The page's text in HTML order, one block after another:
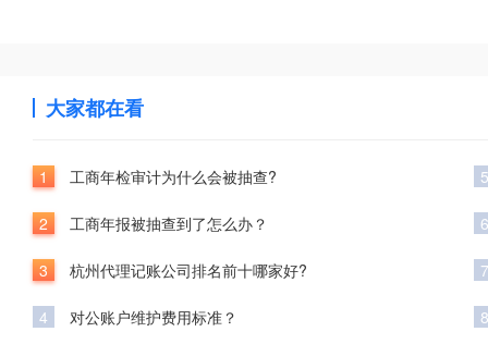
大家都在看
1 工商年检审计为什么会被抽查?
2 工商年报被抽查到了怎么办？
3 杭州代理记账公司排名前十哪家好?
4 对公账户维护费用标准？
5
6
7
8